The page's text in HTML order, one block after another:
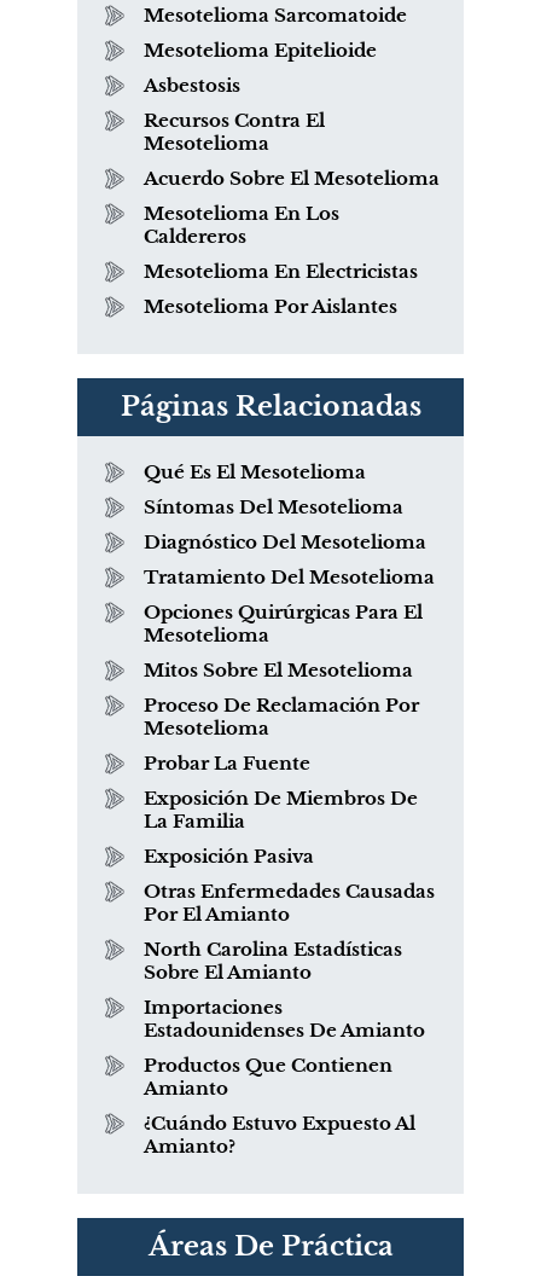
Mesotelioma Sarcomatoide
Mesotelioma Epitelioide
Asbestosis
Recursos Contra El
Mesotelioma
Acuerdo Sobre El Mesotelioma
Mesotelioma En Los
Caldereros
Mesotelioma En Electricistas
Mesotelioma Por Aislantes
Páginas Relacionadas
Qué Es El Mesotelioma
Síntomas Del Mesotelioma
Diagnóstico Del Mesotelioma
Tratamiento Del Mesotelioma
Opciones Quirúrgicas Para El
Mesotelioma
Mitos Sobre El Mesotelioma
Proceso De Reclamación Por
Mesotelioma
Probar La Fuente
Exposición De Miembros De
La Familia
Exposición Pasiva
Otras Enfermedades Causadas
Por El Amianto
North Carolina Estadísticas
Sobre El Amianto
Importaciones
Estadounidenses De Amianto
Productos Que Contienen
Amianto
¿Cuándo Estuvo Expuesto Al
Amianto?
Áreas De Práctica
PVC Cloruro de polivinilo
Exposición